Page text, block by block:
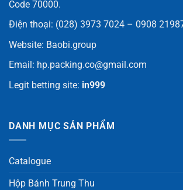
Code 70000.
Điện thoại: (028) 3973 7024 – 0908
Website: Baobi.group
Email: hp.packing.co@gmail.com
Legit betting site: in999
DANH MỤC SẢN PHẨM
Catalogue
Hộp Bánh Trung Thu